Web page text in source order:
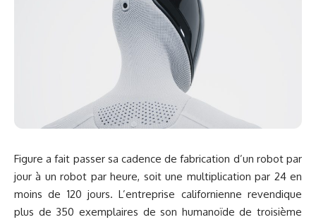
Figure a fait passer sa cadence de fabrication d’un robot par
jour à un robot par heure, soit une multiplication par 24 en
moins de 120 jours. L’entreprise californienne revendique
plus de 350 exemplaires de son humanoïde de troisième